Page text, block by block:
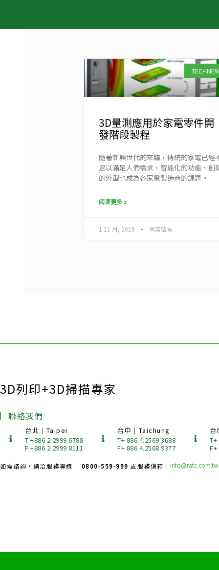
3D量測應用於家電零件開
發階段製程
隨著新興世代的來臨，傳統的家電已經
足以滿足人們需求，智能化的功能、創
的外型也成為各家電製造商的課題。
阅读更多 »
1 11 月, 2019 尚無留言
3D列印+3D掃描專家
聯絡我們
台北｜Taipei
T +886 2 2999 6788
F +886 2 2999 8111
台中｜Taichung
T+ 886.4.2569.3688
F+ 886.4.2568.9377
台
如需諮詢，請洽服務專線｜ 0800-559-999 或服務信箱｜ info@ratc.com.tw